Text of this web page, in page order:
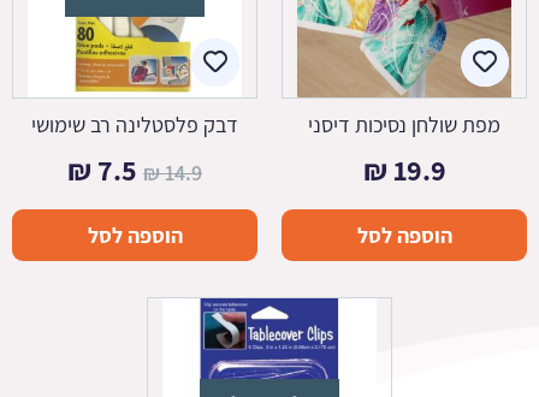
מפת שולחן נסיכות דיסני
19.9
₪
הוספה לסל
דבק פלסטלינה רב שימושי
14.9
₪ המחיר
המקורי
היה:
7.5
₪
הוספה לסל